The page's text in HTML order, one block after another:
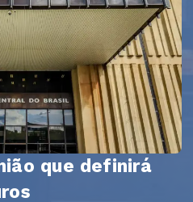
que definirá